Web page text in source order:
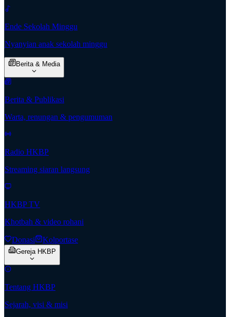
Ende Sekolah Minggu
Nyanyian anak sekolah minggu
Berita & Media
Berita & Publikasi
Warta, renungan & pengumuman
Radio HKBP
Streaming siaran langsung
HKBP TV
Khotbah & video rohani
Donasi Kolportase
Gereja HKBP
Tentang HKBP
Sejarah, visi & misi